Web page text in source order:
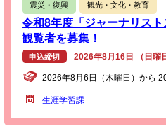
震災・復興 観光・文化・教育
令和8年度「ジャーナリス
観覧者を募集！
申込締切 2026年8月16日 （日曜
2026年8月6日（木曜日）から
生涯学習課